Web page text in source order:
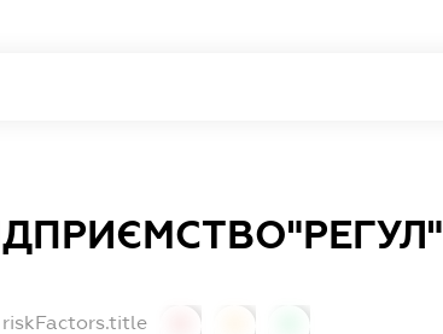
riskFactors.title